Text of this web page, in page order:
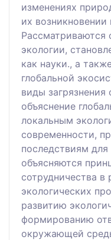
изменениях
их
Рассматриваются
экологии,
как науки., а
глобальной
виды
объяснение
локальным
современности,
последствиям
объясняются
сотрудничества в
экологических
развитию
формированию
окружающей